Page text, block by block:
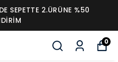
SEPETTE 2.ÜRÜNE %50
0